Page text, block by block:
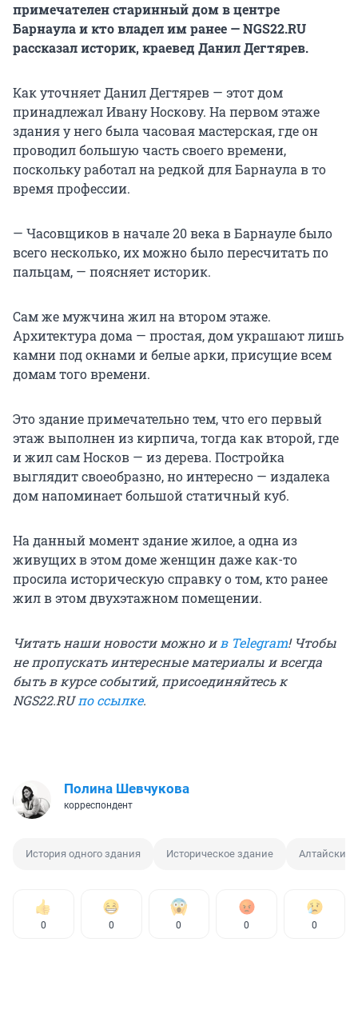
примечателен старинный дом в центре
Барнаула и кто владел им ранее — NGS22.RU
рассказал историк, краевед Данил Дегтярев.
Как уточняет Данил Дегтярев — этот дом
принадлежал Ивану Носкову. На первом этаже
здания у него была часовая мастерская, где он
проводил большую часть своего времени,
поскольку работал на редкой для Барнаула в то
время профессии.
— Часовщиков в начале 20 века в Барнауле было
всего несколько, их можно было пересчитать по
пальцам, — поясняет историк.
Сам же мужчина жил на втором этаже.
Архитектура дома — простая, дом украшают лишь
камни под окнами и белые арки, присущие всем
домам того времени.
Это здание примечательно тем, что его первый
этаж выполнен из кирпича, тогда как второй, где
и жил сам Носков — из дерева. Постройка
выглядит своеобразно, но интересно — издалека
дом напоминает большой статичный куб.
На данный момент здание жилое, а одна из
живущих в этом доме женщин даже как-то
просила историческую справку о том, кто ранее
жил в этом двухэтажном помещении.
Читать наши новости можно и в Telegram! Чтобы
не пропускать интересные материалы и всегда
быть в курсе событий, присоединяйтесь к
NGS22.RUпо ссылке.
Полина Шевчукова
корреспондент
История одного здания Историческое здание Алтайский
0 0 0 0 0